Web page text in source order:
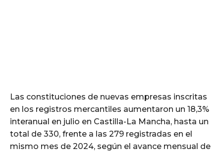
Las constituciones de nuevas empresas inscritas
en los registros mercantiles aumentaron un 18,3%
interanual en julio en Castilla-La Mancha, hasta un
total de 330, frente a las 279 registradas en el
mismo mes de 2024, según el avance mensual de